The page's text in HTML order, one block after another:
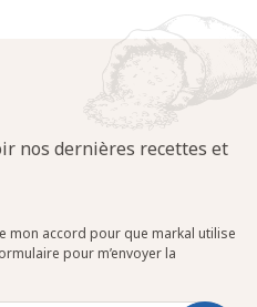
nos dernières recettes et
mon accord pour que markal utilise
pour m’envoyer la